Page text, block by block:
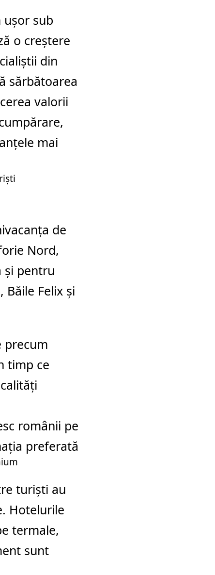
ușor sub
o creștere
din
sărbătoarea
valorii
mai
de
Nord,
și pentru
, Băile Felix și
precum
timp ce
românii pe
preferată
turiști au
Hotelurile
termale,
sunt